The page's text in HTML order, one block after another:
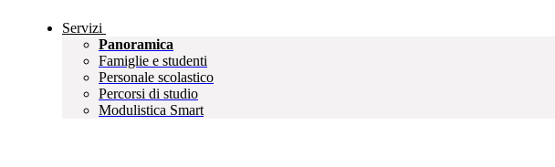
Servizi
Panoramica
Famiglie e studenti
Personale scolastico
Percorsi di studio
Modulistica Smart